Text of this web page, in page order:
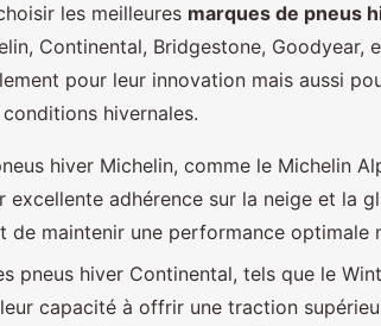
les meilleures marques de pneus
Continental, Bridgestone, Goodyear,
pour leur innovation mais aussi
hivernales.
hiver Michelin, comme le Michelin
excellente adhérence sur la neige et la
de maintenir une performance optimale
pneus hiver Continental, tels que le
capacité à offrir une traction